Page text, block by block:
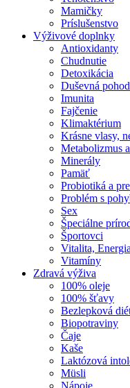
Mamičky
Príslušenstvo
Výživové doplnky
Antioxidanty
Chudnutie
Detoxikácia
Duševná
Imunita
Fajčenie
Klimaktérium
Krásne vlasy,
Metabolizmus
Minerály
Pamäť
Probiotiká a
Problém s
Sex
Špeciálne
Športovci
Vitalita, Energia
Vitamíny
Zdravá výživa
100% oleje
100% šťavy
Bezlepková
Biopotraviny
Čaje
Kaše
Laktózová
Müsli
Nápoje